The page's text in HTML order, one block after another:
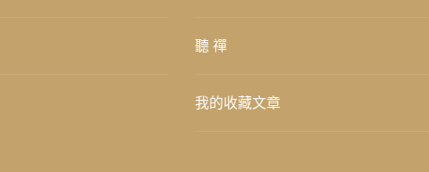
聽 禪
我的收藏文章